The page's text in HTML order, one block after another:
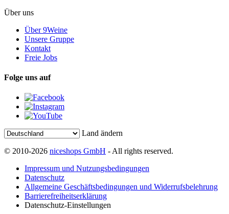
Über uns
Über 9Weine
Unsere Gruppe
Kontakt
Freie Jobs
Folge uns auf
Land ändern
© 2010-2026 niceshops GmbH - All rights reserved.
Impressum und Nutzungsbedingungen
Datenschutz
Allgemeine Geschäftsbedingungen und Widerrufsbelehrung
Barrierefreiheitserklärung
Datenschutz-Einstellungen